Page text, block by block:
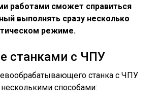
работами сможет справиться
выполнять сразу несколько
режиме.
станками с ЧПУ
станка с ЧПУ
способами: